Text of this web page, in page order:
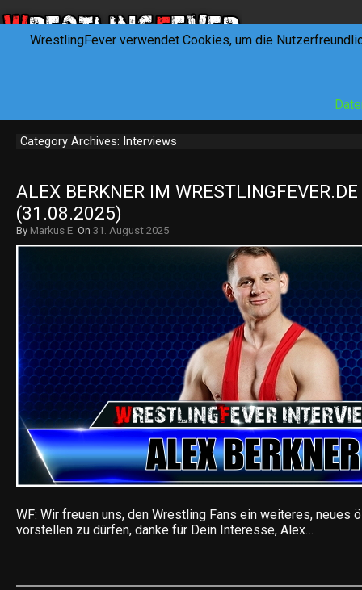
Category Archives: Interviews
ALEX BERKNER IM
(31.08.2025)
By Markus E. On 31. August 2025
WF: Wir freuen uns, den Wrestling Fans ein weiteres, neues
vorstellen zu dürfen, danke für Dein Interesse, Alex…
WrestlingFever verwendet Cookies, um die